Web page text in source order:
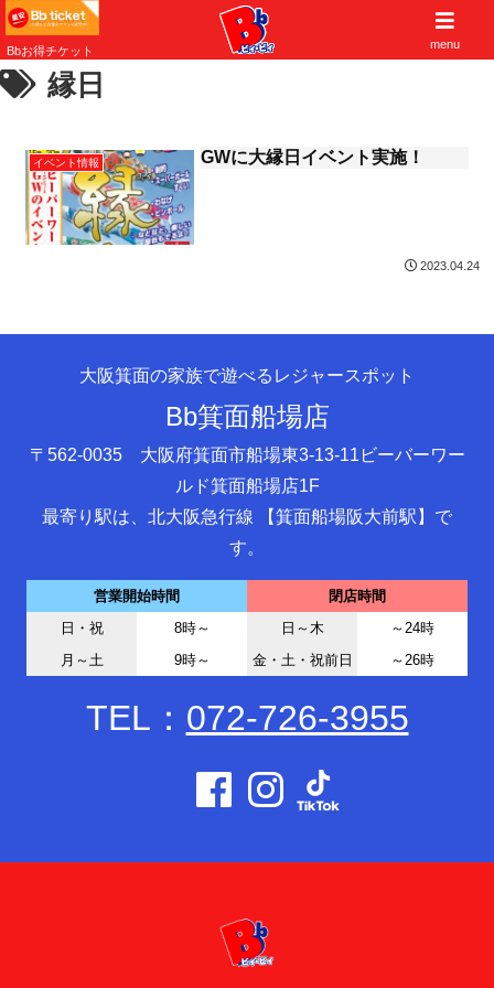
子供から大人まで遊べる大阪北摂の遊び場
縁日
イベント情報 GWに大縁日イベント実施！
2023.04.24
大阪箕面の家族で遊べるレジャースポット
Bb箕面船場店
〒562-0035 大阪府箕面市船場東3-13-11ビーバーワー
ルド箕面船場店1F
最寄り駅は、北大阪急行線 【箕面船場阪大前駅】で
す。
営業開始時間
閉店時間
日・祝
8時～ 日～木
～24時
月～土
9時～ 金・土・祝前日 ～26時
TEL： 072-726-3955
Bbお得チケット
menu